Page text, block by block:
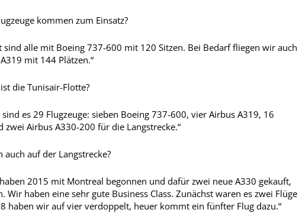
kommen zum Einsatz?
sind alle mit Boeing 737-600 mit 120 Sitzen. Bei Bedarf fliegen wir auch
mit 144 Plätzen.“
die Tunis­air-Flotte?
es 29 Flugzeuge: sieben Boeing 737-600, vier Airbus A319, 16
zwei Airbus A330-200 für die Langstrecke.“
auch auf der Langstrecke?
2015 mit Montreal begonnen und dafür zwei neue A330 gekauft,
Wir haben eine sehr gute Business Class. Zunächst waren es zwei Flüge
haben wir auf vier verdoppelt, heuer kommt ein fünfter Flug dazu.“